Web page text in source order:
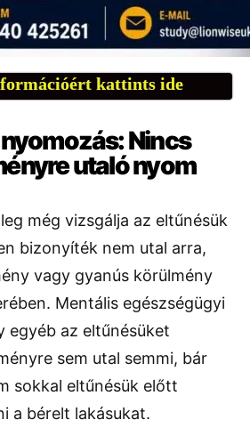
kattints ide
Nincs
utaló nyom
még vizsgálja az eltűnésük
bizonyíték nem utal arra,
vagy gyanús körülmény
Mentális egészségügyi
egyéb az eltűnésüket
sem utal semmi, bár
sokkal eltűnésük előtt
a bérelt lakásukat.